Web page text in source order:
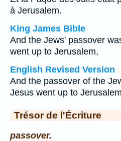
à Jerusalem.
King James Bible
And the Jews' passover
went up to Jerusalem,
English Revised Version
And the passover of the
Jesus went up to
Trésor de l'Écriture
passover.